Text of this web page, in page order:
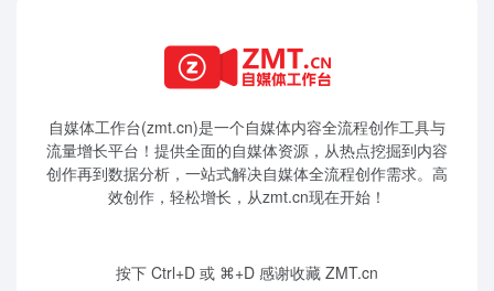
自媒体工作台(zmt.cn)是一个自媒体内容全流程创作工具与
流量增长平台！提供全面的自媒体资源，从热点挖掘到内容
创作再到数据分析，一站式解决自媒体全流程创作需求。高
效创作，轻松增长，从zmt.cn现在开始！
按下 Ctrl+D 或 ⌘+D 感谢收藏 ZMT.cn